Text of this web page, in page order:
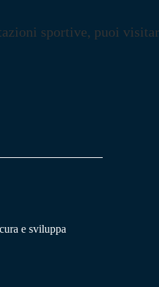
sportive, puoi
e sviluppa